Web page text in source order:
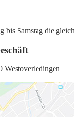
Samstag die
Westoverledingen